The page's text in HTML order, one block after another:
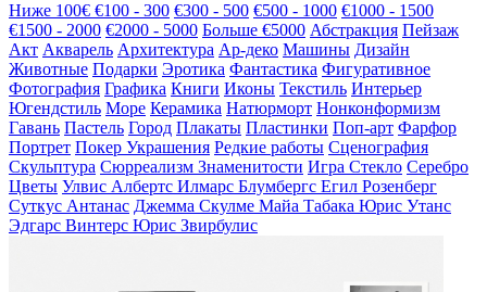
Hиже 100€ €100 - 300 €300 - 500 €500 - 1000 €1000 - 1500
€1500 - 2000 €2000 - 5000 Больше €5000 Абстракция Пейзаж
Акт Акварель Архитектура Ар-деко Машины Дизайн
Животные Подарки Эротика Фантастика Фигуративное
Фотография Графика Книги Иконы Текстиль Интерьер
Югендстиль Море Керамика Натюрморт Нонконформизм
Гавань Пастель Город Плакаты Пластинки Поп-арт Фарфор
Портрет Покер Украшения Редкие работы Сценография
Скульптура Сюрреализм Знаменитости Игра Cтекло Серебро
Цветы Улвис Албертс Илмарс Блумбергс Егил Розенберг
Суткус Антанас Джемма Скулме Майа Табака Юрис Утанс
Эдгарс Винтерс Юрис Звирбулис